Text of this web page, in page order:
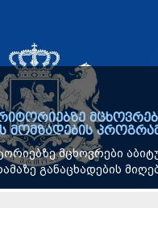
და
ელჩს, იშიძუკა